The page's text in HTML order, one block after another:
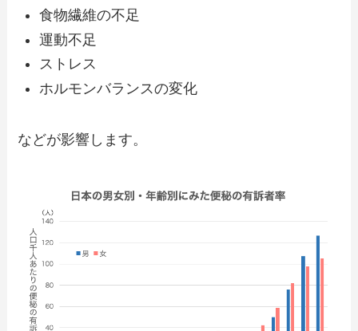
食物繊維の不足
運動不足
ストレス
ホルモンバランスの変化
などが影響します。